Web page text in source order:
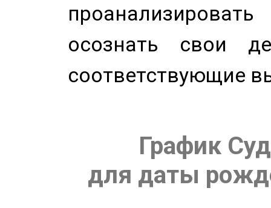
осознать свои
соответствующие
График
для даты